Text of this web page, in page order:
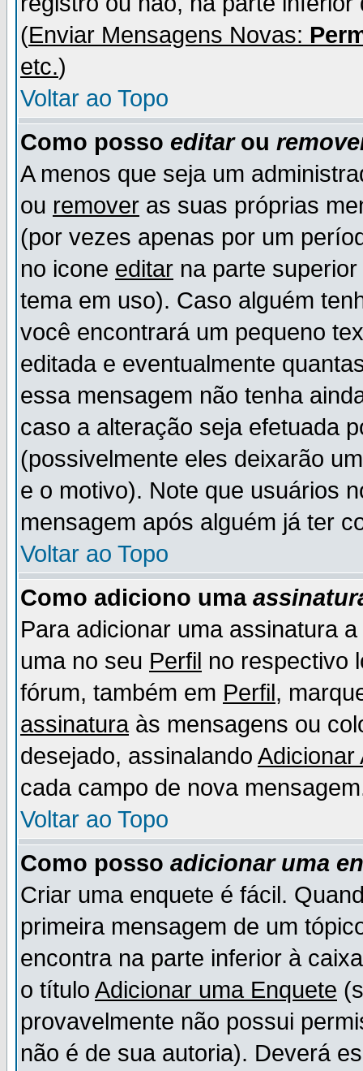
(Enviar Mensagens Novas:
etc.)
Voltar ao Topo
Como posso editarou
A menos que seja um
ou remover as suas próprias
(por vezes apenas por um
no icone editar na parte
tema em uso). Caso alguém
você encontrará um pequeno
editada e eventualmente
essa mensagem não tenha
caso a alteração seja efetuada
(possivelmente eles deixarão
e o motivo). Note que usuários
mensagem após alguém já ter
Voltar ao Topo
Como adiciono uma
Para adicionar uma assinatura
uma no seu Perfil no respectivo
fórum, também em Perfil,
assinaturaàs mensagens ou
desejado, assinalando Adicionar
cada campo de nova
Voltar ao Topo
Como posso adicionar uma
Criar uma enquete é fácil.
primeira mensagem de um
encontra na parte inferior à
o título Adicionar uma Enquete
provavelmente não possui
não é de sua autoria). Deverá